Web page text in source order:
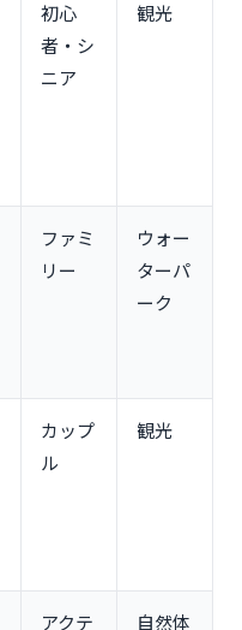
初心
者・シ
ニア
観光
ファミ
リー
ウォー
ターパ
ーク
カップ
ル
観光
アクテ
自然体